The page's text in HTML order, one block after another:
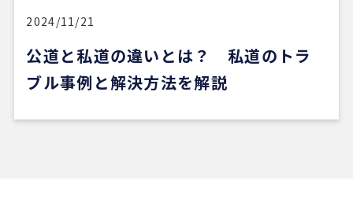
い物件に出会うのは少し難しいかもしれません。
ただ、そういう場合でも、結局は良い不動産会社や
担当者に出会えないと希望の物件にはたどり着きに
くいと思います。
な物件を見て勉強し、ある程度判断できる状態にな
2024/11/21
公道と私道の違いとは？ 私道のトラ
ブル事例と解決方法を解説